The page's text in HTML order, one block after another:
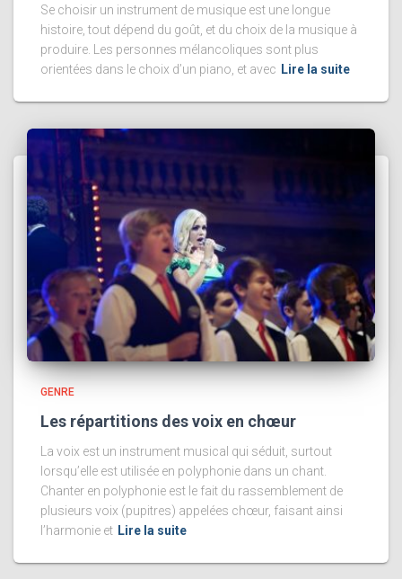
Se choisir un instrument de musique est une longue
histoire, tout dépend du goût, et du choix de la musique à
produire. Les personnes mélancoliques sont plus
orientées dans le choix d’un piano, et avec Lire la suite
GENRE
Les répartitions des voix en chœur
La voix est un instrument musical qui séduit, surtout
lorsqu’elle est utilisée en polyphonie dans un chant.
Chanter en polyphonie est le fait du rassemblement de
plusieurs voix (pupitres) appelées chœur, faisant ainsi
l’harmonie et Lire la suite